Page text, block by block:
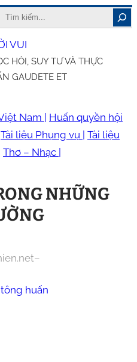
Search
VUI
HỎI, SUY TƯ VÀ THỰC
GAUDETE ET
Nam | Huấn quyền hội
Tài liệu Phụng vụ | Tài liệu
Thơ – Nhạc |
NHỮNG
–
huấn